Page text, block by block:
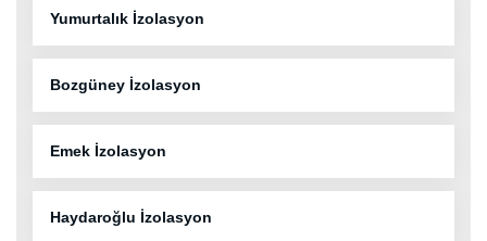
Yumurtalık İzolasyon
Bozgüney İzolasyon
Emek İzolasyon
Haydaroğlu İzolasyon